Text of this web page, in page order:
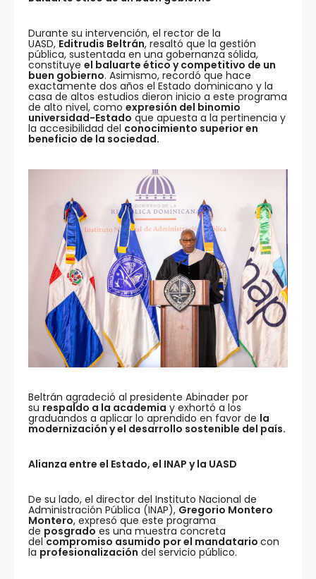
Durante su intervención, el rector de la
UASD, Editrudis Beltrán, resaltó que la gestión
pública, sustentada en una gobernanza sólida,
constituye el baluarte ético y competitivo de un
buen gobierno. Asimismo, recordó que hace
exactamente dos años el Estado dominicano y la
casa de altos estudios dieron inicio a este programa
de alto nivel, como expresión del binomio
universidad-Estado que apuesta a la pertinencia y
la accesibilidad del conocimiento superior en
beneficio de la sociedad.
Beltrán agradeció al presidente Abinader por
su respaldo a la academia y exhortó a los
graduandos a aplicar lo aprendido en favor de la
modernización y el desarrollo sostenible del país.
Alianza entre el Estado, el INAP y la UASD
De su lado, el director del Instituto Nacional de
Administración Pública (INAP), Gregorio Montero
Montero, expresó que este programa
de posgrado es una muestra concreta
delcompromiso asumido por el mandatario con
la profesionalización del servicio público.